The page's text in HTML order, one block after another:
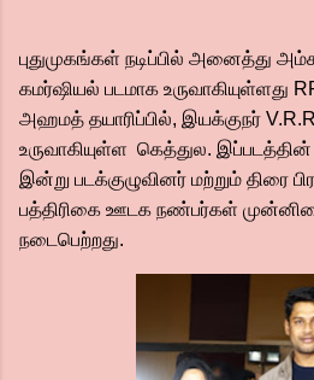
புதுமுகங்கள் நடிப்பில் அனைத்து
கமர்ஷியல் படமாக உருவாகியுள்ளது
அஹமத் தயாரிப்பில், இயக்குநர்
உருவாகியுள்ள கெத்துல.
இன்று படக்குழுவினர் மற்றும் திரை
பத்திரிகை ஊடக நண்பர்கள்
நடைபெற்றது.